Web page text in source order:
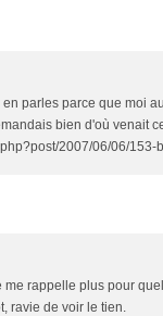
parles parce que moi
bien d'où venait
2007/06/06/
rappelle plus pour
ravie de voir le tien.